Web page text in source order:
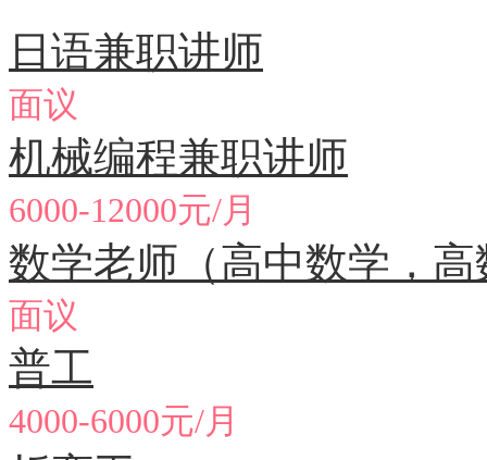
日语兼职讲师
面议
机械编程兼职讲师
6000-12000元/月
数学老师（高中数学，
面议
普工
4000-6000元/月